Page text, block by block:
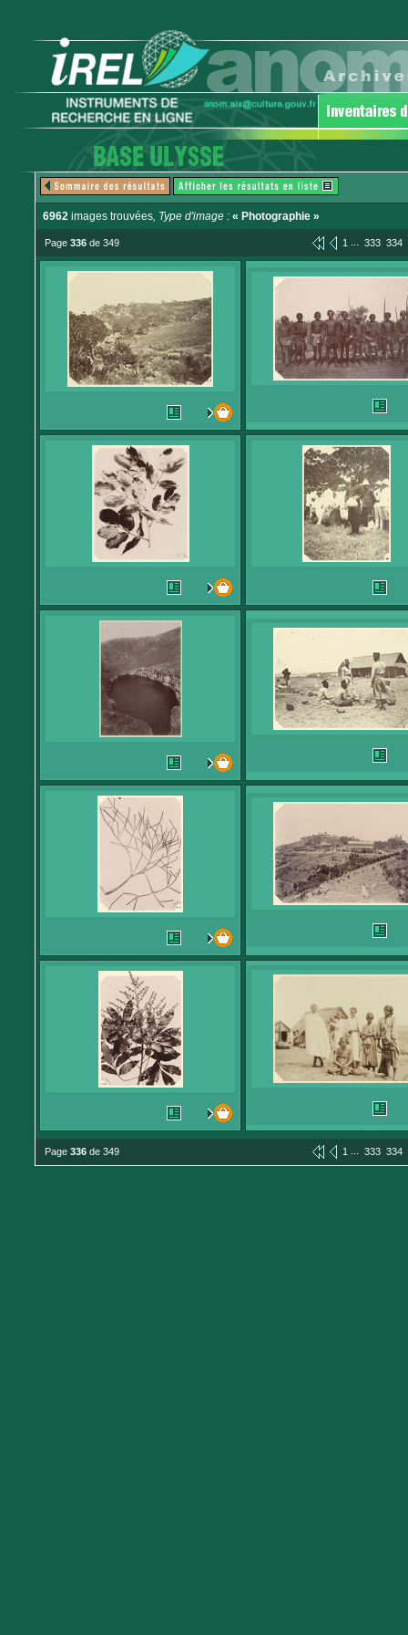
6962 images trouvées, Type d'image : « Photographie »
Page 336 de 349 1 ... 333 334
Page 336 de 349 1 ... 333 334